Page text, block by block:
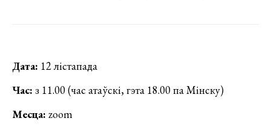
Дата: 12 лістапада
Час: з 11.00 (час атаўскі, гэта 18.00 па Мінску)
Месца: zoom